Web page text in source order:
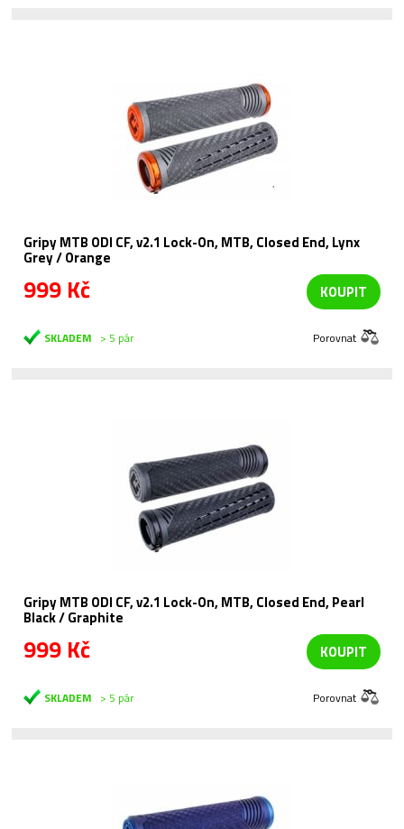
Gripy MTB ODI CF, v2.1 Lock-On, MTB, Closed End, Lynx
Grey / Orange
999 Kč KOUPIT
SKLADEM > 5 pár Porovnat
Gripy MTB ODI CF, v2.1 Lock-On, MTB, Closed End, Pearl
Black / Graphite
999 Kč KOUPIT
SKLADEM > 5 pár Porovnat